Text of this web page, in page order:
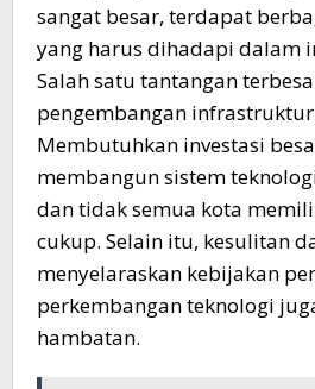
sangat besar, terdapat
yang harus dihadapi dalam
Salah satu tantangan
pengembangan
Membutuhkan investasi
membangun sistem
dan tidak semua kota
cukup. Selain itu, kesulitan
menyelaraskan kebijakan
perkembangan teknologi
hambatan.